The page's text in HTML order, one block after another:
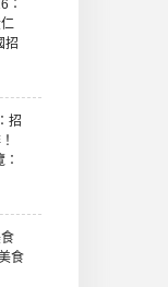
：
招
招
食